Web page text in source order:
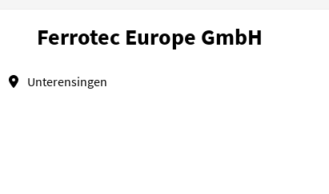
Ferrotec Europe GmbH
Unterensingen